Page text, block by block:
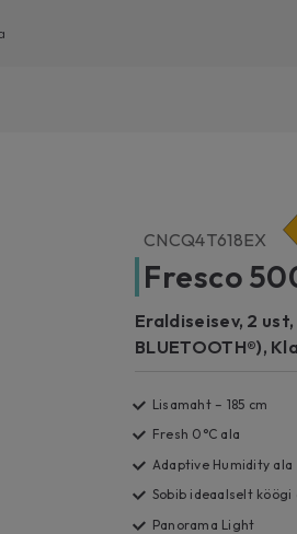
CNCQ4T618EX
Fresco
Eraldiseisev, 2
BLUETOOTH®),
Lisamaht – 185 cm
Fresh 0°C ala
Adaptive Humidity ala
Sobib ideaalselt köögi
Panorama Light